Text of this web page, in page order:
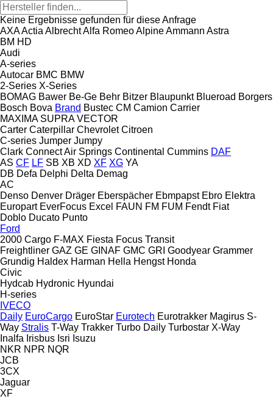
Keine Ergebnisse gefunden für diese Anfrage
AXAActia AlbrechtAlfa RomeoAlpineAmmann Astra
BM HD
Audi
A-series
Autocar BMC BMW
2-Series X-Series
BOMAG Bawer Be-Ge Behr Bitzer Blaupunkt Blueroad Borgers
Bosch Bova Brand Bustec CM Camion Carrier
MAXIMA SUPRA VECTOR
Carter Caterpillar Chevrolet Citroen
C-series Jumper Jumpy
Clark Connect Air Springs Continental Cummins DAF
AS CF LF SB XB XD XF XG YA
DB Defa Delphi Delta Demag
AC
Denso Denver Dräger Eberspächer Ebmpapst Ebro Elektra
Europart EverFocus Excel FAUN FM FUM Fendt Fiat
Doblo Ducato Punto
Ford
2000 Cargo F-MAX Fiesta Focus Transit
Freightliner GAZ GE GINAF GMC GRI Goodyear Grammer
Grundig Haldex Harman Hella Hengst Honda
Civic
Hydcab Hydronic Hyundai
H-series
IVECO
Daily EuroCargo EuroStar Eurotech Eurotrakker Magirus S-
Way Stralis T-Way Trakker Turbo Daily Turbostar X-Way
Inalfa Irisbus Isri Isuzu
NKR NPR NQR
JCB
3CX
Jaguar
XF